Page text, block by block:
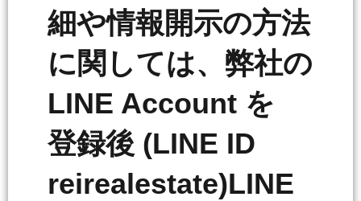
細や情報開示の方法
に関しては、弊社の
LINE Account を
登録後 (LINE ID
reirealestate)LINE